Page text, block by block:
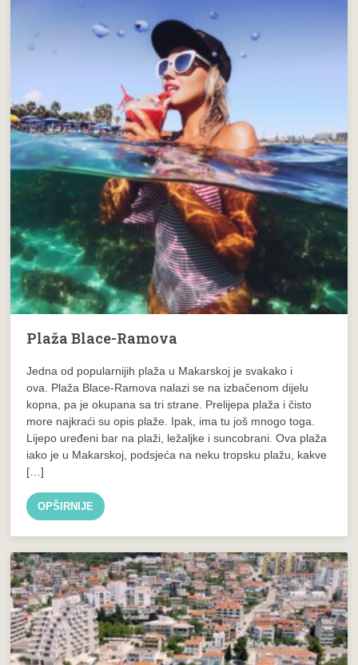
Plaža Blace-Ramova
Jedna od popularnijih plaža u Makarskoj je svakako i
ova. Plaža Blace-Ramova nalazi se na izbačenom dijelu
kopna, pa je okupana sa tri strane. Prelijepa plaža i čisto
more najkraći su opis plaže. Ipak, ima tu još mnogo toga.
Lijepo uređeni bar na plaži, ležaljke i suncobrani. Ova plaža
iako je u Makarskoj, podsjeća na neku tropsku plažu, kakve
[…]
OPŠIRNIJE